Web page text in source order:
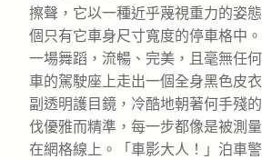
擦聲，它以一種近乎蔑視重力的姿
個只有它車身尺寸寬度的停車格中
一場舞蹈，流暢、完美，且毫無任
車的駕駛座上走出一個全身黑色皮
副透明護目鏡，冷酷地朝著何手殘
伐優雅而精準，每一步都像是被測
在網格線上。「車影大人！」泊車